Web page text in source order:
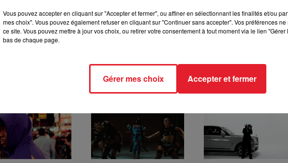
& Victony -
Génération Impolie
Vous pouvez accepter en cliquant sur "Accepter et fermer", ou affiner en sélectionnant les finalités et/ou
mes choix". Vous pouvez également refuser en cliquant sur "Continuer sans accepter". Vos préférences
ce site. Vous pouvez mettre à jour vos choix, ou retirer votre consentement à tout moment via le lien
bas de chaque page.
Gérer mes choix Accepter et fermer